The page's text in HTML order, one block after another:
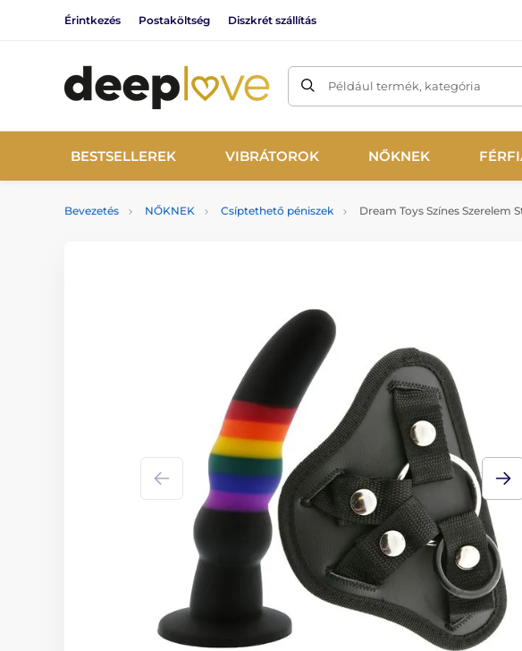
Érintkezés Postaköltség Diszkrét szállítás
Például termék, kategória
BESTSELLEREK VIBRÁTOROK NŐKNEK
Bevezetés NŐKNEK Csíptethető péniszek Dream Toys Színes Szerelem